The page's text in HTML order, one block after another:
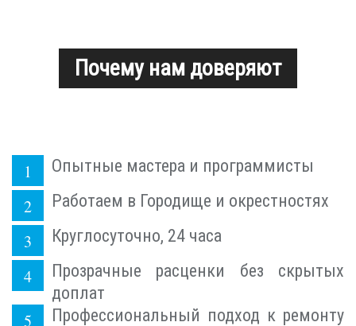
Почему нам доверяют
Опытные мастера и программисты
Работаем в Городище и окрестностях
Круглосуточно, 24 часа
Прозрачные расценки без скрытых
доплат
Профессиональный подход к ремонту